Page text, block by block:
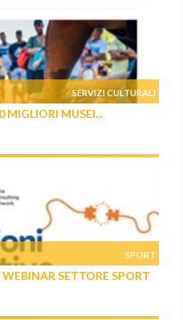
SERVIZI CULTURALI
MIGLIORI MUSEI...
SPORT
SETTORE SPORT